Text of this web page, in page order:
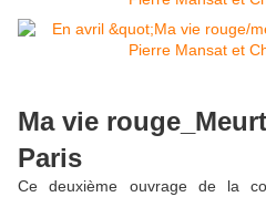
Ma vie
Paris
Ce deuxième ouvrage de la